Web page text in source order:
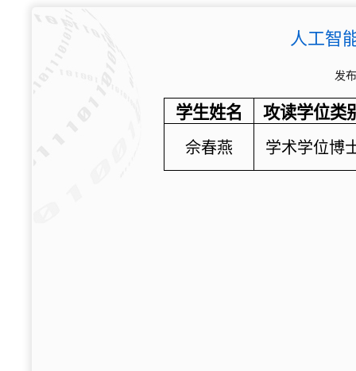
人工智
发
学生姓名 攻读学位类
佘春燕 学术学位博